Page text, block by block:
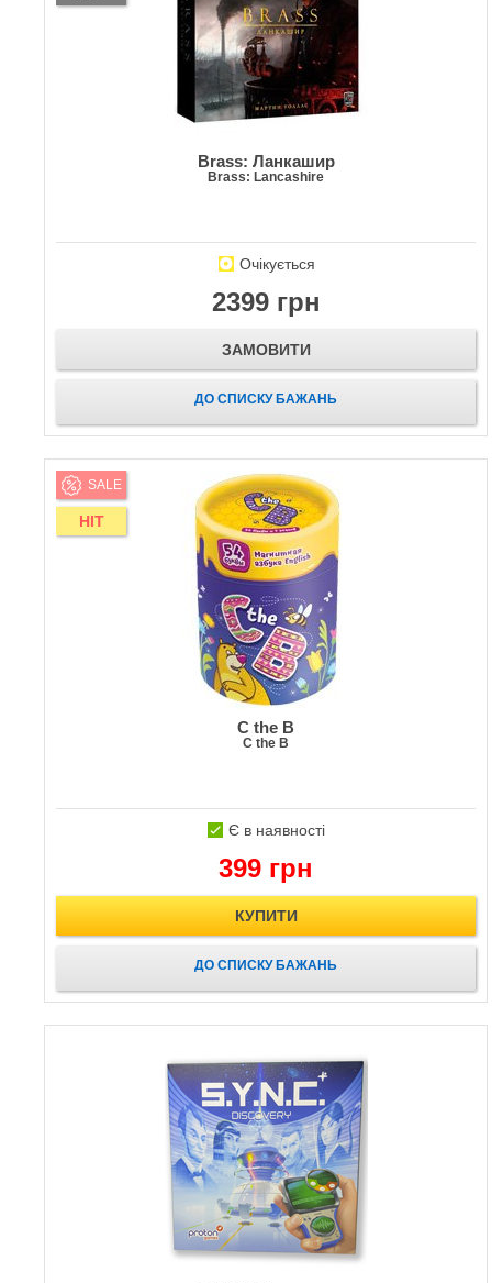
Brass: Ланкашир
Brass: Lancashire
Очікується
2399 грн
ЗАМОВИТИ
ДО СПИСКУ БАЖАНЬ
SALE
HIT
C the B
C the B
Є в наявності
399 грн
КУПИТИ
ДО СПИСКУ БАЖАНЬ